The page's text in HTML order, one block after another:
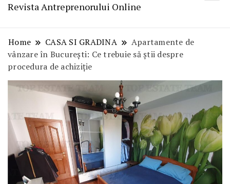
Revista Antreprenorului Online
Home CASA SI GRADINA
Apartamente de
vânzare în București: Ce trebuie să știi despre
procedura de achiziție